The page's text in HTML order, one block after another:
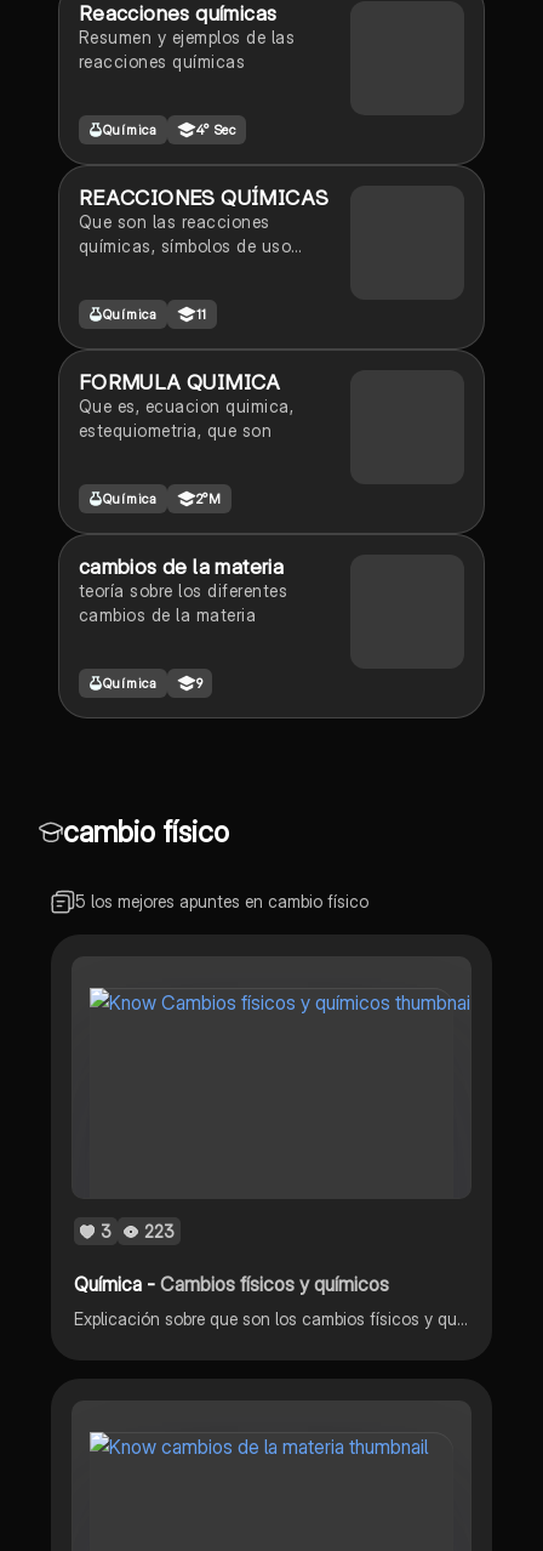
Reacciones químicas
Resumen y ejemplos de las
reacciones químicas
Química 4° Sec
REACCIONES QUÍMICAS
Que son las reacciones
químicas, símbolos de uso
Química 11
FORMULA QUIMICA
Que es, ecuacion quimica,
estequiometria, que son
Química 2°M
cambios de la materia
teoría sobre los diferentes
cambios de la materia
Química 9
cambio físico
5 los mejores apuntes en cambio físico
3 223
Química -Cambios físicos y químicos
Explicación sobre que son los cambios físicos y químicos y ejemplos sobre ellos.